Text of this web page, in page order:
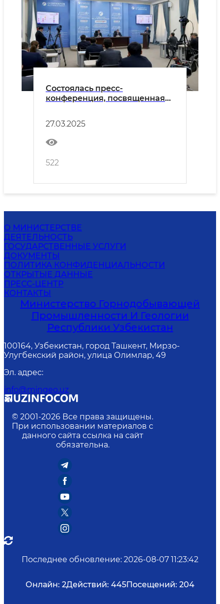
Состоялась пресс-
конференция, посвященная
промышленности и геологии
в 2024 году и планам на 2025
год
27.03.2025
522
О МИНИСТЕРСТВЕ
ДЕЯТЕЛЬНОСТЬ
ГОСУДАРСТВЕННЫЕ УСЛУГИ
ДОКУМЕНТЫ
ПОЛИТИКА КОНФИДЕНЦИАЛЬНОСТИ
ОТКРЫТЫЕ ДАННЫЕ
ПРЕСС-ЦЕНТР
КОНТАКТЫ
Министерство Горнодобывающей
Промышленности И Геологии
Республики Узбекистан
100164, Узбекистан, город Ташкент, Мирзо-
Улугбекский район, улица Олимлар, 49
Эл. адрес:
info@mingeo.uz
© 2001-2026 Все права защищены.
При использовании материалов с
данного сайта ссылка на сайт
обязательна.
Последнее обновление: 2026-08-07 11:23:42
Онлайн: 2Действий: 445Посещений: 204